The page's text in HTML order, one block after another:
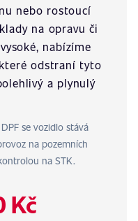
nebo rostoucí
na opravu či
nabízíme
odstraní tyto
a plynulý
se vozidlo stává
na pozemních
na STK.
Kč